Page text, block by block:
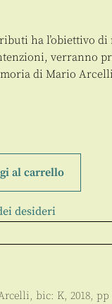
ha l’obiettivo
verranno
di Mario
al carrello
desideri
, bic: K, 2018, pp